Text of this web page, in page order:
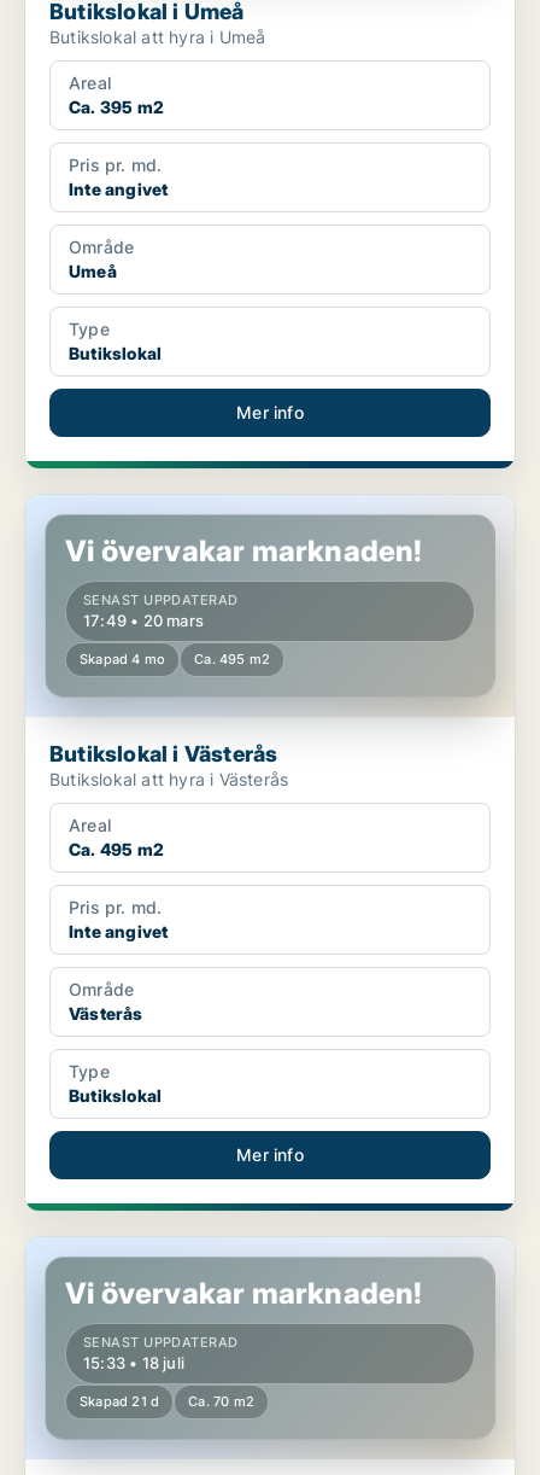
Butikslokal i Umeå
Butikslokal att hyra i Umeå
Areal
Ca. 395 m2
Pris pr. md.
Inte angivet
Område
Umeå
Type
Butikslokal
Mer info
Butikslokal i Västerås
Vi övervakar marknaden!
SENAST UPPDATERAD
17:49 • 20 mars
Skapad 4 mo Ca. 495 m2
Butikslokal i Västerås
Butikslokal att hyra i Västerås
Areal
Ca. 495 m2
Pris pr. md.
Inte angivet
Område
Västerås
Type
Butikslokal
Mer info
Butikslokal i Malmö Centrum
Vi övervakar marknaden!
SENAST UPPDATERAD
15:33 • 18 juli
Skapad 21 d Ca. 70 m2